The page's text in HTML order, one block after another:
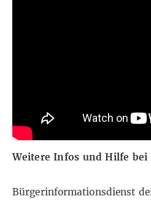
Weitere Infos und Hilfe bei
Bürgerinformationsdienst